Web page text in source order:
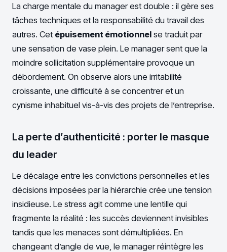
La charge mentale du manager est double : il gère ses
tâches techniques et la responsabilité du travail des
autres. Cet épuisement émotionnel se traduit par
une sensation de vase plein. Le manager sent que la
moindre sollicitation supplémentaire provoque un
débordement. On observe alors une irritabilité
croissante, une difficulté à se concentrer et un
cynisme inhabituel vis-à-vis des projets de l’entreprise.
La perte d’authenticité : porter le masque
du leader
Le décalage entre les convictions personnelles et les
décisions imposées par la hiérarchie crée une tension
insidieuse. Le stress agit comme une lentille qui
fragmente la réalité : les succès deviennent invisibles
tandis que les menaces sont démultipliées. En
changeant d’angle de vue, le manager réintègre les